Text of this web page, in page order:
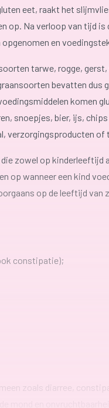
eet, raakt het
op. Na verloop van tijd
en
tarwe, rogge,
bevatten dus
komen
snoepjes, bier, ijs,
verzorgingsproducten of
die zowel op
op wanneer een kind
op de leeftijd van
constipatie);
zoals diarree,